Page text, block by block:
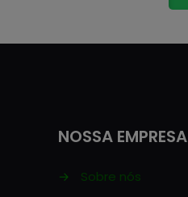
NOSSA EMPRESA
→
Sobre nós